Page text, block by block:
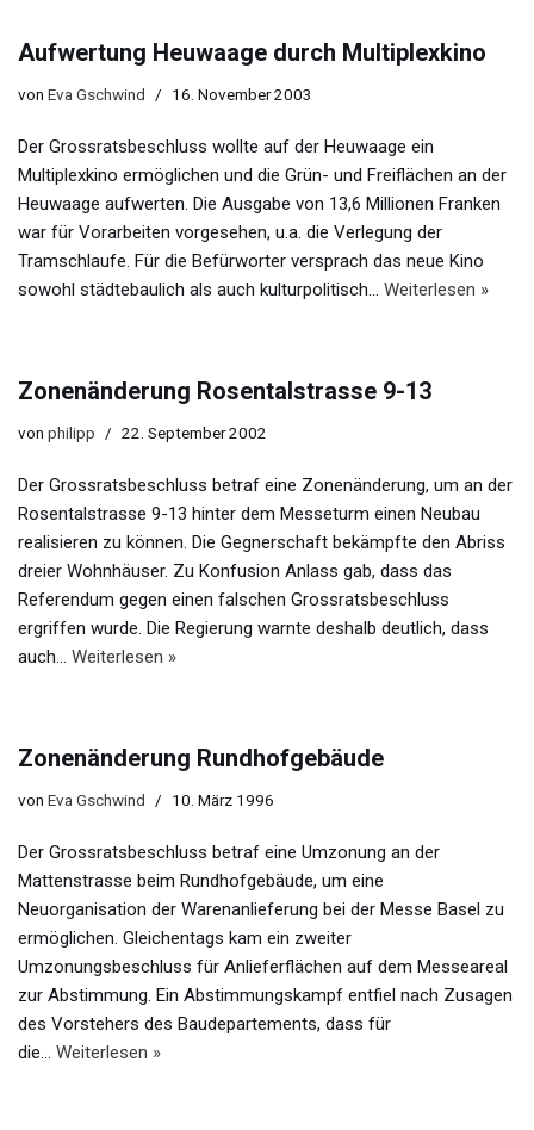
Aufwertung Heuwaage durch Multiplexkino
von Eva Gschwind 16. November 2003
Der Grossratsbeschluss wollte auf der Heuwaage ein
Multiplexkino ermöglichen und die Grün- und Freiflächen an der
Heuwaage aufwerten. Die Ausgabe von 13,6 Millionen Franken
war für Vorarbeiten vorgesehen, u.a. die Verlegung der
Tramschlaufe. Für die Befürworter versprach das neue Kino
sowohl städtebaulich als auch kulturpolitisch… Weiterlesen »
Zonenänderung Rosentalstrasse 9-13
von philipp 22. September 2002
Der Grossratsbeschluss betraf eine Zonenänderung, um an der
Rosentalstrasse 9-13 hinter dem Messeturm einen Neubau
realisieren zu können. Die Gegnerschaft bekämpfte den Abriss
dreier Wohnhäuser. Zu Konfusion Anlass gab, dass das
Referendum gegen einen falschen Grossratsbeschluss
ergriffen wurde. Die Regierung warnte deshalb deutlich, dass
auch… Weiterlesen »
Zonenänderung Rundhofgebäude
von Eva Gschwind 10. März 1996
Der Grossratsbeschluss betraf eine Umzonung an der
Mattenstrasse beim Rundhofgebäude, um eine
Neuorganisation der Warenanlieferung bei der Messe Basel zu
ermöglichen. Gleichentags kam ein zweiter
Umzonungsbeschluss für Anlieferflächen auf dem Messeareal
zur Abstimmung. Ein Abstimmungskampf entfiel nach Zusagen
des Vorstehers des Baudepartements, dass für
die… Weiterlesen »